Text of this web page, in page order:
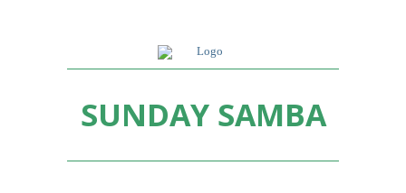
SUNDAY SAMBA